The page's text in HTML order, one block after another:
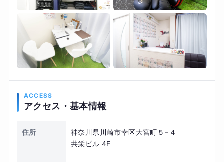
ACCESS
アクセス・基本情報
住所
神奈川県川崎市幸区大宮町５−４
共栄ビル 4F